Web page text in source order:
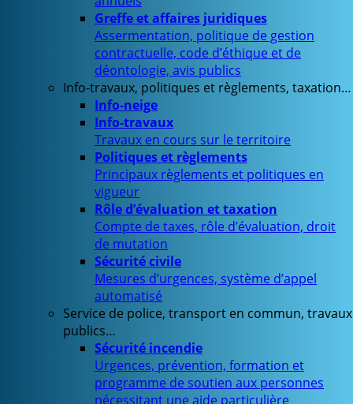
Greffe et affaires juridiques
Assermentation, politique de gestion
contractuelle, code d’éthique et de
déontologie, avis publics
Info-travaux, politiques et règlements, taxation…
Info-neige
Info-travaux
Travaux en cours sur le territoire
Politiques et règlements
Principaux règlements et politiques en
vigueur
Rôle d’évaluation et taxation
Compte de taxes, rôle d’évaluation, droit
de mutation
Sécurité civile
Mesures d’urgences, système d’appel
automatisé
Service de police, transport en commun, travaux
publics…
Sécurité incendie
Urgences, prévention, formation et
programme de soutien aux personnes
nécessitant une aide particulière